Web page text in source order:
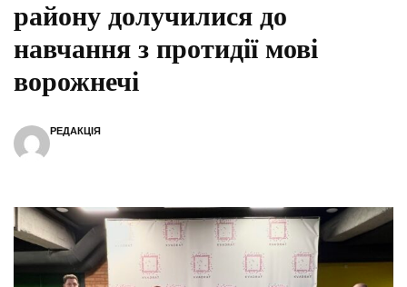
району долучилися до
навчання з протидії мові
ворожнечі
РЕДАКЦІЯ